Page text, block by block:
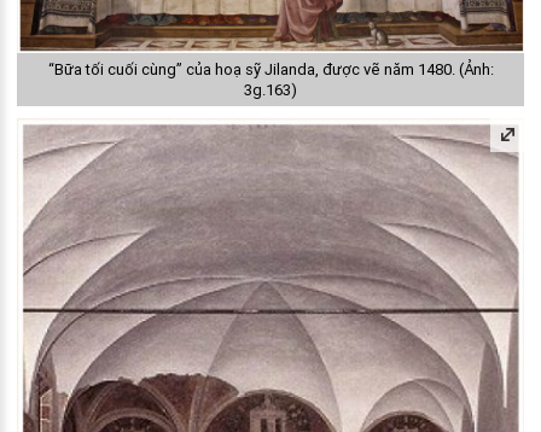
“Bữa tối cuối cùng” của hoạ sỹ Jilanda, được vẽ năm 1480. (Ảnh:
3g.163)